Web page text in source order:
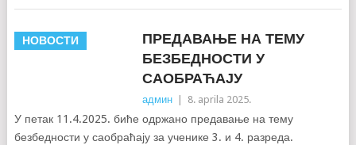
НОВОСТИ
ПРЕДАВАЊЕ НА ТЕМУ
БЕЗБЕДНОСТИ У
САОБРАЋАЈУ
админ 8. aprila 2025.
У петак 11.4.2025. биће одржано предавање на тему
безбедности у саобраћају за ученике 3. и 4. разреда.